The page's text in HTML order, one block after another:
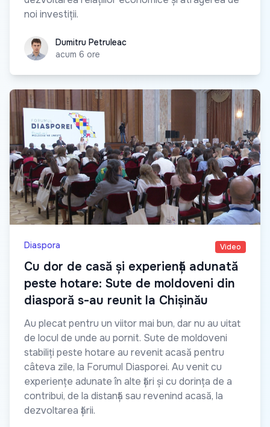
noi investiții.
Dumitru Petruleac
Dumitru Petruleac
acum 6 ore
Diaspora Video
Cu dor de casă și experiență adunată
peste hotare: Sute de moldoveni din
diasporă s-au reunit la Chișinău
Au plecat pentru un viitor mai bun, dar nu au uitat
de locul de unde au pornit. Sute de moldoveni
stabiliți peste hotare au revenit acasă pentru
câteva zile, la Forumul Diasporei. Au venit cu
experiențe adunate în alte țări și cu dorința de a
contribui, de la distanță sau revenind acasă, la
dezvoltarea țării.